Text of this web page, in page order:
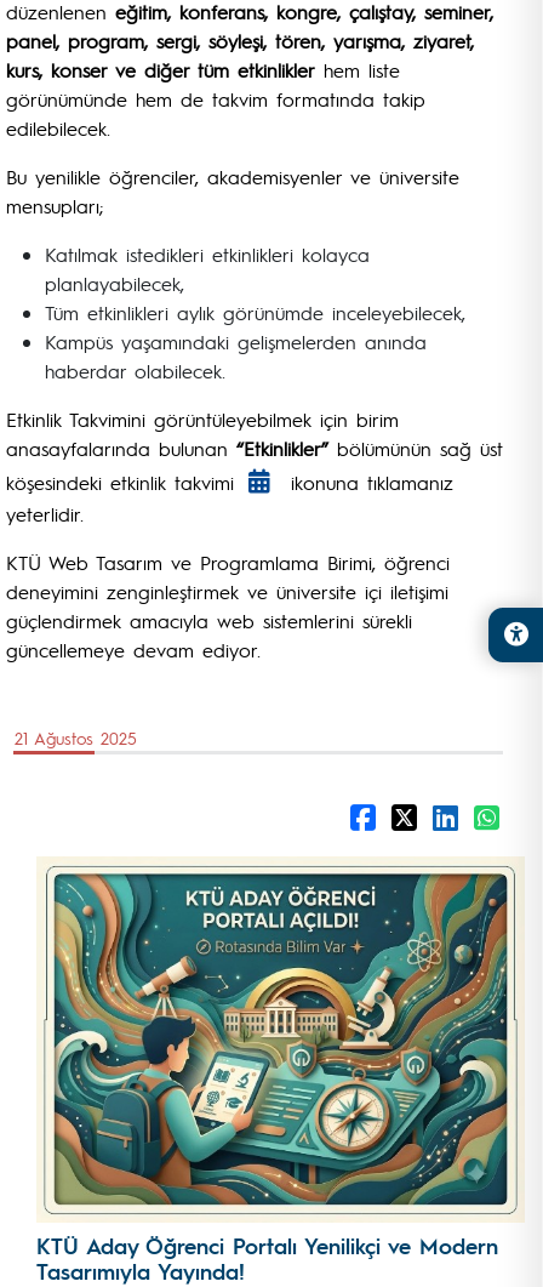
düzenlenen eğitim, konferans, kongre, çalıştay, seminer,
panel, program, sergi, söyleşi, tören, yarışma, ziyaret,
kurs, konser ve diğer tüm etkinlikler hem liste
görünümünde hem de takvim formatında takip
edilebilecek.
Bu yenilikle öğrenciler, akademisyenler ve üniversite
mensupları;
Katılmak istedikleri etkinlikleri kolayca
planlayabilecek,
Tüm etkinlikleri aylık görünümde inceleyebilecek,
Kampüs yaşamındaki gelişmelerden anında
haberdar olabilecek.
Etkinlik Takvimini görüntüleyebilmek için birim
anasayfalarında bulunan “Etkinlikler”bölümünün sağ üst
köşesindeki etkinlik takvimi
ikonuna tıklamanız
yeterlidir.
KTÜ Web Tasarım ve Programlama Birimi, öğrenci
deneyimini zenginleştirmek ve üniversite içi iletişimi
güçlendirmek amacıyla web sistemlerini sürekli
güncellemeye devam ediyor.
21 Ağustos 2025
KTÜ Aday Öğrenci Portalı Yenilikçi ve Modern
Tasarımıyla Yayında!